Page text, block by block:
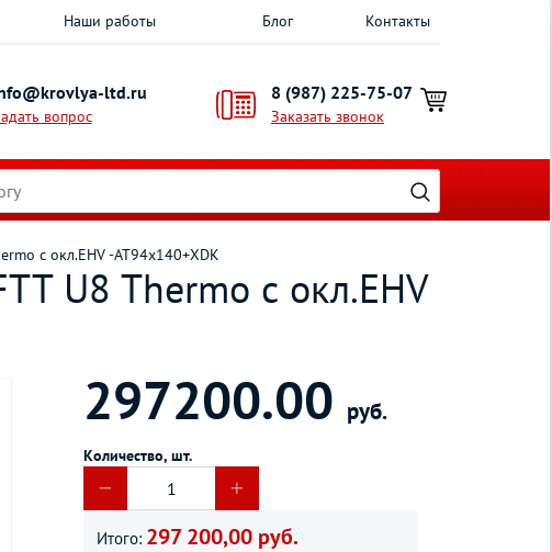
Наши работы Блог Контакты
ltd.ru
вопрос
8 (987) 225-75-07
Заказать звонок
с окл.EHV -AT94х140+XDK
U8 Thermo с окл.EHV
297200.00 руб.
Количество, шт.
Итого: 297 200,00 руб.